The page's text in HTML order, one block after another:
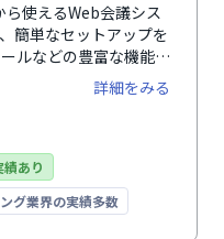
使えるWeb会議シス
簡単なセットアップを
ルなどの豊富な機能を
詳細をみる
績あり
グ業界の実績多数